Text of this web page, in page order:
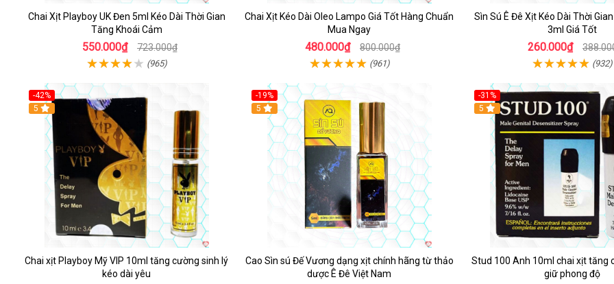
Chai Xịt Playboy UK Đen 5ml Kéo Dài Thời Gian
Tăng Khoái Cảm
550.000₫ 723.000₫
(965)
Chai Xịt Kéo Dài Oleo Lampo Giá Tốt Hàng Chuẩn
Mua Ngay
480.000₫ 800.000₫
(961)
Sìn Sú Ê Đê Xịt Kéo Dài Thời
3ml Giá Tốt
260.000₫
(932)
-42%
5
Chai xịt Playboy Mỹ VIP 10ml tăng cường sinh lý
kéo dài yêu
-19%
5
Cao Sìn sú Đế Vương dạng xịt chính hãng từ thảo
dược Ê Đê Việt Nam
-31%
5
Stud 100 Anh 10ml chai xịt tăng
giữ phong độ